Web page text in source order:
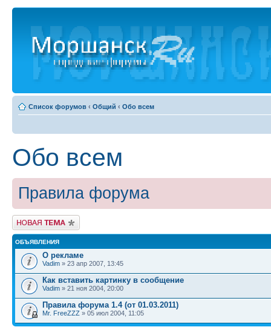
Список форумов ‹ Общий ‹ Обо всем
Обо всем
Правила форума
Новая тема
ОБЪЯВЛЕНИЯ
О рекламе
Vadim » 23 апр 2007, 13:45
Как вставить картинку в сообщение
Vadim » 21 ноя 2004, 20:00
Правила форума 1.4 (от 01.03.2011)
Mr. FreeZZZ » 05 июл 2004, 11:05